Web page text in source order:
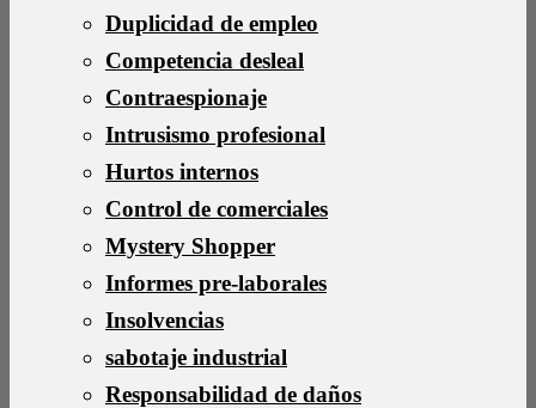
Duplicidad de empleo
Competencia desleal
Contraespionaje
Intrusismo profesional
Hurtos internos
Control de comerciales
Mystery Shopper
Informes pre-laborales
Insolvencias
sabotaje industrial
Responsabilidad de daños